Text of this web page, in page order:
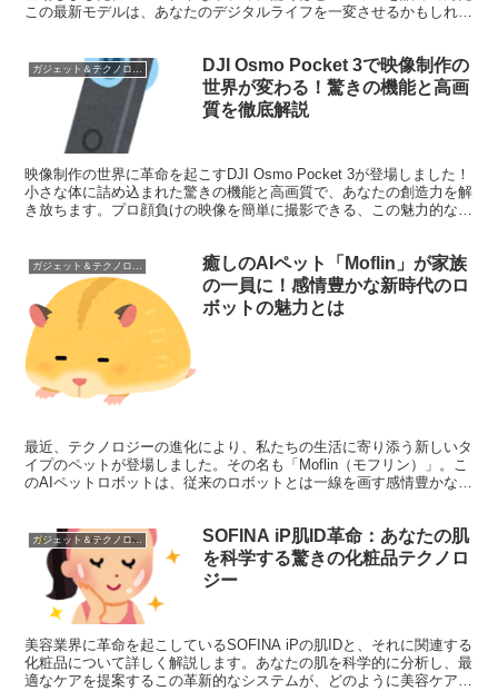
この最新モデルは、あなたのデジタルライフを一変させるかもしれま
DJI Osmo Pocket 3で映像制作の
世界が変わる！驚きの機能と高画
質を徹底解説
映像制作の世界に革命を起こすDJI Osmo Pocket 3が登場しました！
小さな体に詰め込まれた驚きの機能と高画質で、あなたの創造力を解
き放ちます。プロ顔負けの映像を簡単に撮影できる、この魅力的なカ
ガジェット＆テクノロジー
癒しのAIペット「Moflin」が家族
の一員に！感情豊かな新時代のロ
ボットの魅力とは
最近、テクノロジーの進化により、私たちの生活に寄り添う新しいタ
イプのペットが登場しました。その名も「Moflin（モフリン）」。こ
のAIペットロボットは、従来のロボットとは一線を画す感情豊かな存
ガジェット＆テクノロジー
SOFINA iP肌ID革命：あなたの肌
を科学する驚きの化粧品テクノロ
ジー
美容業界に革命を起こしているSOFINA iPの肌IDと、それに関連する
化粧品について詳しく解説します。あなたの肌を科学的に分析し、最
適なケアを提案するこの革新的なシステムが、どのように美容ケアを